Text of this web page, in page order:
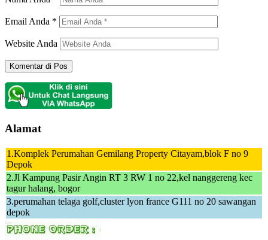
Email Anda *
Website Anda
Alamat
1.Komplek Perumahan Gemilang Property Citayam,blok F no 9
Depok
2.Jl Kampung Pasir Angin RT 3 RW 1 no 22,kel nanggereng kec
tagur halang, bogor
3.perumahan telaga golf,cluster lyon france G111 no 20 sawangan
depok